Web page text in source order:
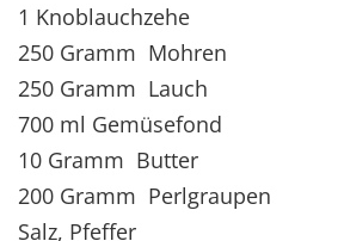
1 Knoblauchzehe
250 Gramm Mohren
250 Gramm Lauch
700 ml Gemüsefond
10 Gramm Butter
200 Gramm Perlgraupen
Salz, Pfeffer